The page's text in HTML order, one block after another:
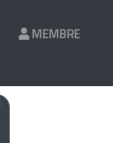
MEMBRE